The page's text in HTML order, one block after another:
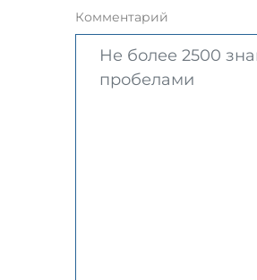
Комментарий